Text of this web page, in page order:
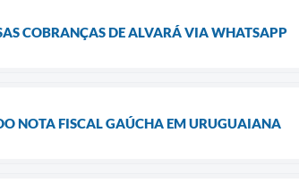
COBRANÇAS DE ALVARÁ VIA WHATSAPP
NOTA FISCAL GAÚCHA EM URUGUAIANA